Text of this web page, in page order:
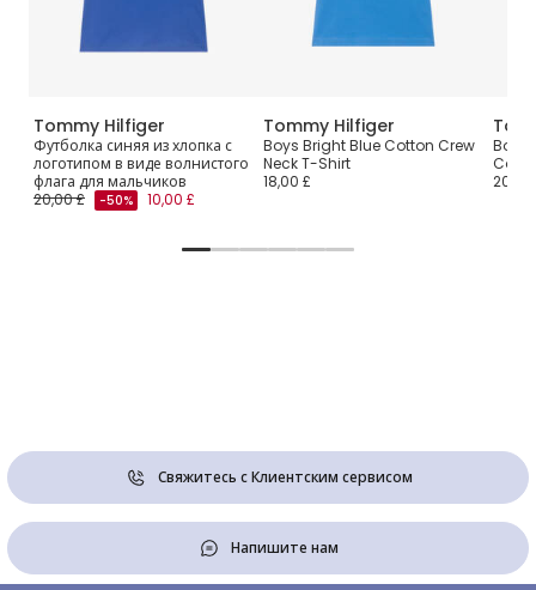
Tommy Hilfiger
Футболка синяя из хлопка с
логотипом в виде волнистого
флага для мальчиков
20,00 £
-50% 10,00 £
Tommy Hilfiger
Boys Bright Blue Cotton Crew
Neck T-Shirt
18,00 £
Boys
20,00
Свяжитесь с Клиентским сервисом
Напишите нам